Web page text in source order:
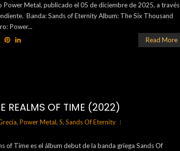
Power Metal, publicado el 05 de diciembre de 2025, a través
Banda: Sands of Eternity Album: The Six Thousand
Power...
Read More
REALMS OF TIME (2022)
, Power Metal, S, Sands Of Eternity
of Time es el álbum debut de la banda griega Sands Of